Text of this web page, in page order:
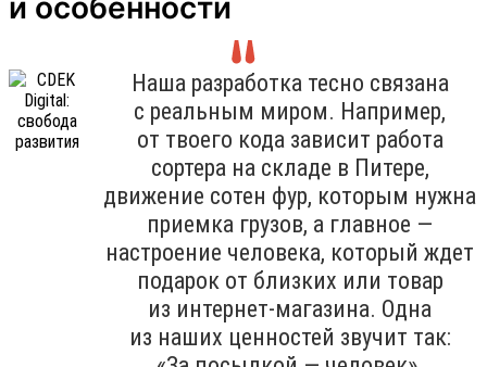
и особенности
Наша разработка тесно связана
с реальным миром. Например,
от твоего кода зависит работа
сортера на складе в Питере,
движение сотен фур, которым нужна
приемка грузов, а главное —
настроение человека, который ждет
подарок от близких или товар
из интернет-магазина. Одна
из наших ценностей звучит так: